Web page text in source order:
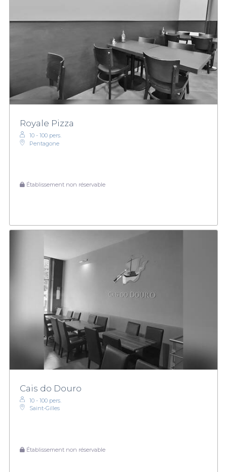
Royale Pizza
10 - 100 pers.
Pentagone
Établissement non réservable
Cais do Douro
10 - 100 pers.
Saint-Gilles
Établissement non réservable